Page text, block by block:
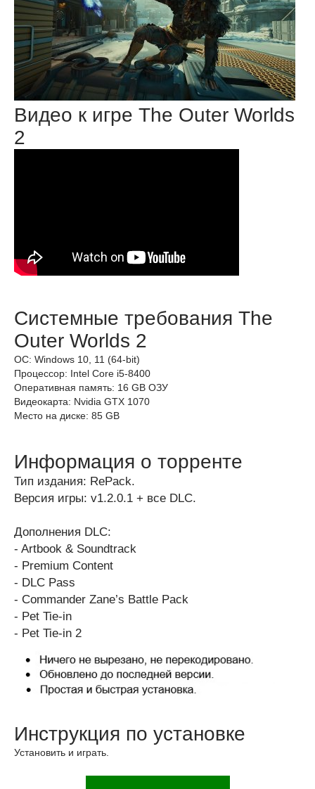
Видео к игре The Outer Worlds
2
Системные требования The
Outer Worlds 2
ОС: Windows 10, 11 (64-bit)
Процессор: Intel Core i5-8400
Оперативная память: 16 GB ОЗУ
Видеокарта: Nvidia GTX 1070
Место на диске: 85 GB
Информация о торренте
Тип издания: RePack.
Версия игры: v1.2.0.1 + все DLC.
Дополнения DLC:
- Artbook & Soundtrack
- Premium Content
- DLC Pass
- Commander Zane’s Battle Pack
- Pet Tie-in
- Pet Tie-in 2
Инструкция по установке
Установить и играть.